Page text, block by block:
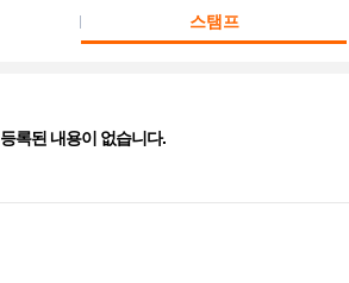
스탬프
등록된 내용이 없습니다.